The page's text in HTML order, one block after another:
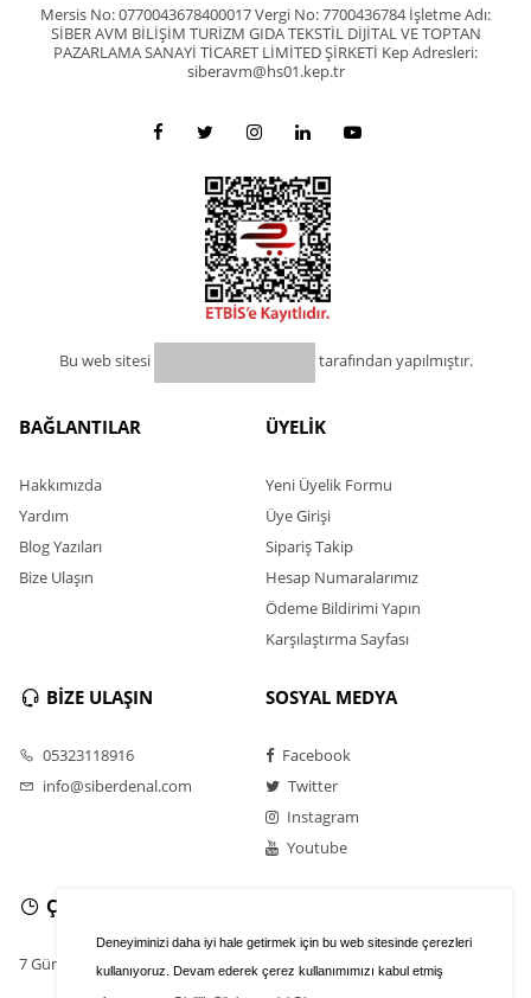
Deneyiminizi daha iyi hale getirmek için bu web sitesinde çerezleri
kullanıyoruz. Devam ederek çerez kullanımımızı kabul etmiş
Mersis No: 0770043678400017 Vergi No: 7700436784 İşletme Adı:
SİBER AVM BİLİŞİM TURİZM GIDA TEKSTİL DİJİTAL VE TOPTAN
PAZARLAMA SANAYİ TİCARET LİMİTED ŞİRKETİ Kep Adresleri:
siberavm@hs01.kep.tr
Bu web sitesi tarafından yapılmıştır.
BAĞLANTILAR
Hakkımızda
Yardım
Blog Yazıları
Bize Ulaşın
ÜYELİK
Yeni Üyelik Formu
Üye Girişi
Sipariş Takip
Hesap Numaralarımız
Ödeme Bildirimi Yapın
Karşılaştırma Sayfası
BİZE ULAŞIN
05323118916
info@siberdenal.com
SOSYAL MEDYA
Facebook
Twitter
Instagram
Youtube
ÇALIŞMA SAATLERİ
7 Gün / 24 Saat